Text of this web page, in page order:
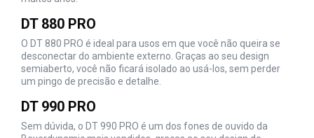
DT 880 PRO
O DT 880 PRO é ideal para usos em que você não queira se
desconectar do ambiente externo. Graças ao seu design
semiaberto, você não ficará isolado ao usá-los, sem perder
um pingo de precisão e detalhe.
DT 990 PRO
Sem dúvida, o DT 990 PRO é um dos fones de ouvido da